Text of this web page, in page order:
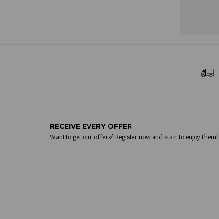
RECEIVE EVERY OFFER
Want to get our offers? Register now and start to enjoy them!